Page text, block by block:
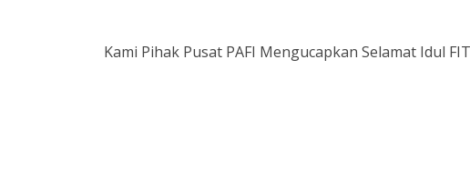
Kami Pihak Pusat PAFI Mengucapkan Selamat Idul